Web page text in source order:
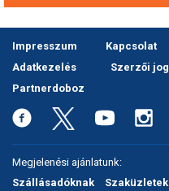
Impresszum Kapcsolat
Adatkezelés
Szerzői
Partnerdoboz
Megjelenési ajánlatunk:
Szállásadóknak